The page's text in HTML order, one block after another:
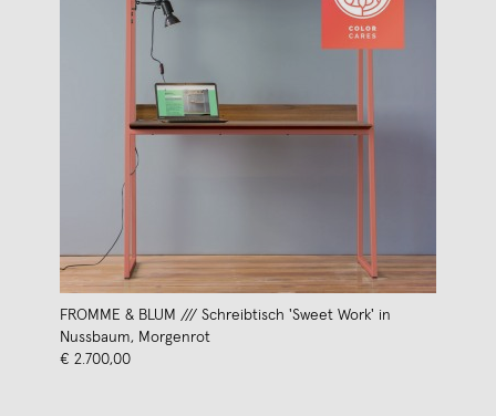
FROMME & BLUM /// Schreibtisch 'Sweet Work' in
Nussbaum, Morgenrot
€ 2.700,00